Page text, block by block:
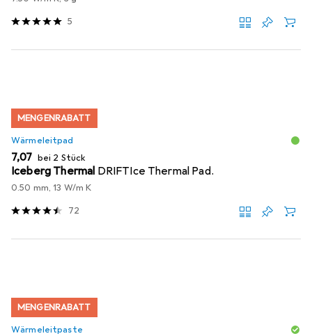
5
MENGENRABATT
Wärmeleitpad
EUR
7,07 bei 2 Stück
Iceberg Thermal DRIFTIce Thermal Pad.
0.50 mm, 13 W/m K
72
MENGENRABATT
Wärmeleitpaste